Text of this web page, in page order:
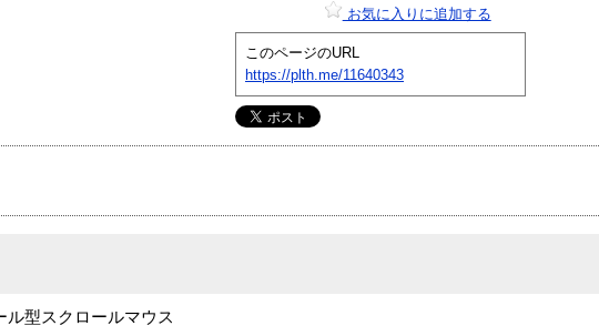
お気に入りに追加する
このページのURL
https://plth.me/11640343
型スクロールマウス